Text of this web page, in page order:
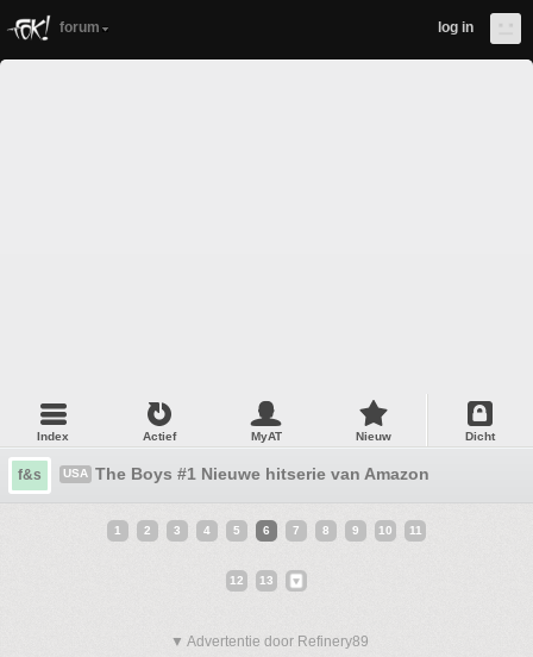
forum log in
Index Actief MyAT Nieuw Dicht
f&s USA The Boys #1 Nieuwe hitserie van Amazon
1 2 3 4 5 6 7 8 9 10 11
12 13
▼ Advertentie door Refinery89